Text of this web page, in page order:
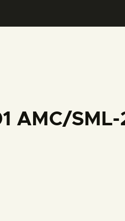
AMC/